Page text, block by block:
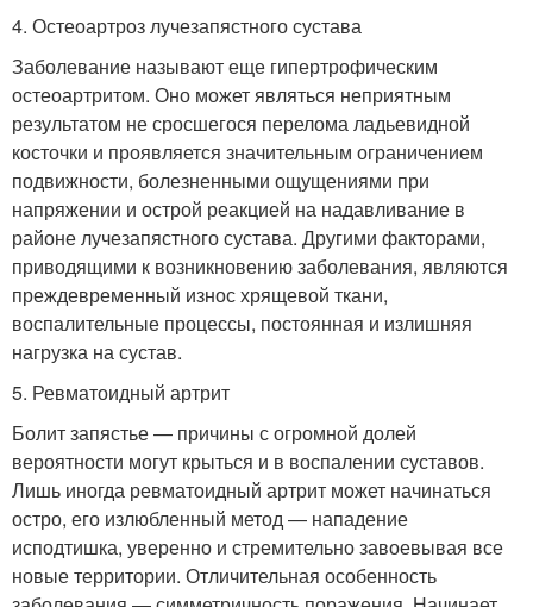
4. Остеоартроз лучезапястного сустава
Заболевание называют еще гипертрофическим
остеоартритом. Оно может являться неприятным
результатом не сросшегося перелома ладьевидной
косточки и проявляется значительным ограничением
подвижности, болезненными ощущениями при
напряжении и острой реакцией на надавливание в
районе лучезапястного сустава. Другими факторами,
приводящими к возникновению заболевания, являются
преждевременный износ хрящевой ткани,
воспалительные процессы, постоянная и излишняя
нагрузка на сустав.
5. Ревматоидный артрит
Болит запястье — причины с огромной долей
вероятности могут крыться и в воспалении суставов.
Лишь иногда ревматоидный артрит может начинаться
остро, его излюбленный метод — нападение
исподтишка, уверенно и стремительно завоевывая все
новые территории. Отличительная особенность